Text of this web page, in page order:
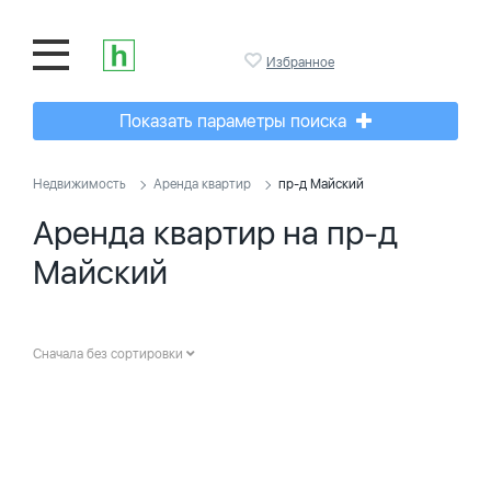
Избранное
Показать параметры поиска
Недвижимость Аренда квартир пр-д Майский
Аренда квартир на пр-д
Майский
Сначала без сортировки